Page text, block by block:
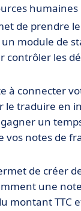
humaines
de prendre
un module de
contrôler les
à connecter
le traduire en
un
vos notes de
de créer
une
montant TTC